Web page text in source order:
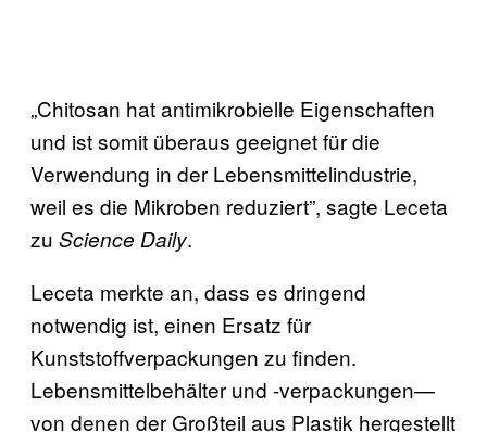
„Chitosan hat antimikrobielle Eigenschaften
und ist somit überaus geeignet für die
Verwendung in der Lebensmittelindustrie,
weil es die Mikroben reduziert”, sagte Leceta
zu Science Daily.
Leceta merkte an, dass es dringend
notwendig ist, einen Ersatz für
Kunststoffverpackungen zu finden.
Lebensmittelbehälter und -verpackungen—
von denen der Großteil aus Plastik hergestellt